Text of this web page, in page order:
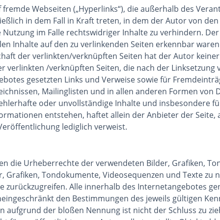
Webseiten („Hyperlinks“), die außerhalb des
in dem Fall in Kraft treten, in dem der Autor von
im Falle rechtswidriger Inhalte zu verhindern.
Inhalte auf den zu verlinkenden Seiten erkennbar
der verlinkten/verknüpften Seiten hat der Autor
verlinkten /verknüpften Seiten, die nach der Linksetzung
gesetzten Links und Verweise sowie für
Mailinglisten und in allen anderen Formen von
oder unvollständige Inhalte und insbesondere
entstehen, haftet allein der Anbieter der Seite,
lediglich verweist.
die Urheberrechte der verwendeten Bilder, Grafiken,
Tondokumente, Videosequenzen und Texte zu
zurückzugreifen. Alle innerhalb des Internetangebotes
den Bestimmungen des jeweils gültigen
aufgrund der bloßen Nennung ist nicht der Schluss zu